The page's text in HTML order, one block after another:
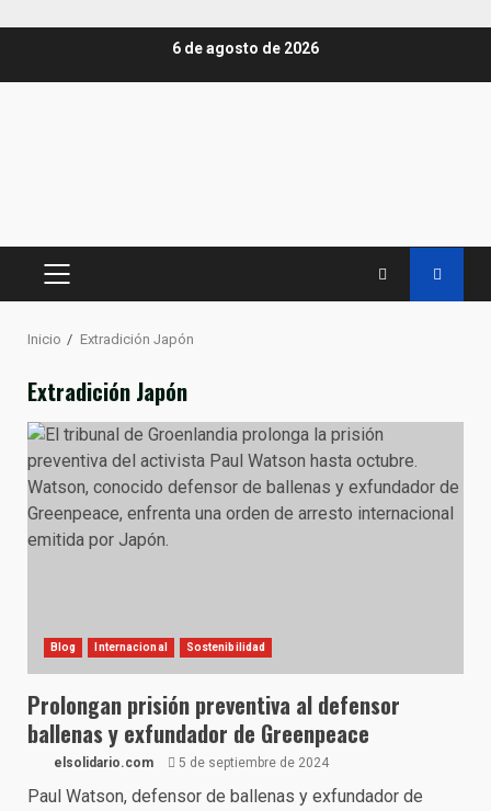
6 de agosto de 2026
MENÚ
Inicio Extradición Japón
Extradición Japón
Blog Internacional Sostenibilidad
Prolongan prisión preventiva al defensor
ballenas y exfundador de Greenpeace
elsolidario.com 5 de septiembre de 2024
Paul Watson, defensor de ballenas y exfundador de